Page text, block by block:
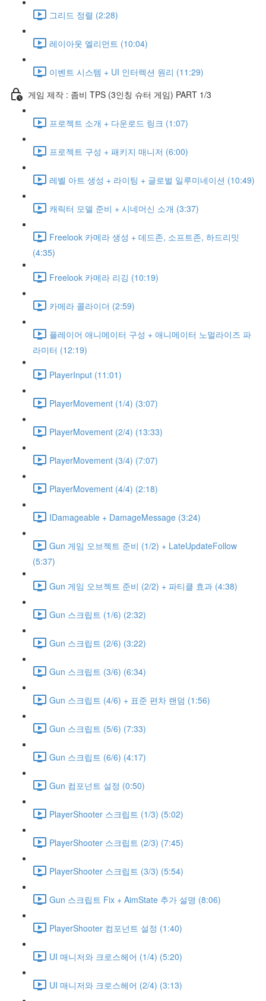
그리드 정렬 (2:28)
레이아웃 엘리먼트 (10:04)
이벤트 시스템 + UI 인터렉션 원리 (11:29)
게임 제작 : 좀비 TPS (3인칭 슈터 게임) PART 1/3
프로젝트 소개 + 다운로드 링크 (1:07)
프로젝트 구성 + 패키지 매니저 (6:00)
레벨 아트 생성 + 라이팅 + 글로벌 일루미네이션 (10:49)
캐릭터 모델 준비 + 시네머신 소개 (3:37)
Freelook 카메라 생성 + 데드존, 소프트존, 하드리밋
(4:35)
Freelook 카메라 리깅 (10:19)
카메라 콜라이더 (2:59)
플레이어 애니메이터 구성 + 애니메이터 노멀라이즈 파
라미터 (12:19)
PlayerInput (11:01)
PlayerMovement (1/4) (3:07)
PlayerMovement (2/4) (13:33)
PlayerMovement (3/4) (7:07)
PlayerMovement (4/4) (2:18)
IDamageable + DamageMessage (3:24)
Gun 게임 오브젝트 준비 (1/2) + LateUpdateFollow
(5:37)
Gun 게임 오브젝트 준비 (2/2) + 파티클 효과 (4:38)
Gun 스크립트 (1/6) (2:32)
Gun 스크립트 (2/6) (3:22)
Gun 스크립트 (3/6) (6:34)
Gun 스크립트 (4/6) + 표준 편차 랜덤 (1:56)
Gun 스크립트 (5/6) (7:33)
Gun 스크립트 (6/6) (4:17)
Gun 컴포넌트 설정 (0:50)
PlayerShooter 스크립트 (1/3) (5:02)
PlayerShooter 스크립트 (2/3) (7:45)
PlayerShooter 스크립트 (3/3) (5:54)
Gun 스크립트 Fix + AimState 추가 설명 (8:06)
PlayerShooter 컴포넌트 설정 (1:40)
UI 매니저와 크로스헤어 (1/4) (5:20)
UI 매니저와 크로스헤어 (2/4) (3:13)